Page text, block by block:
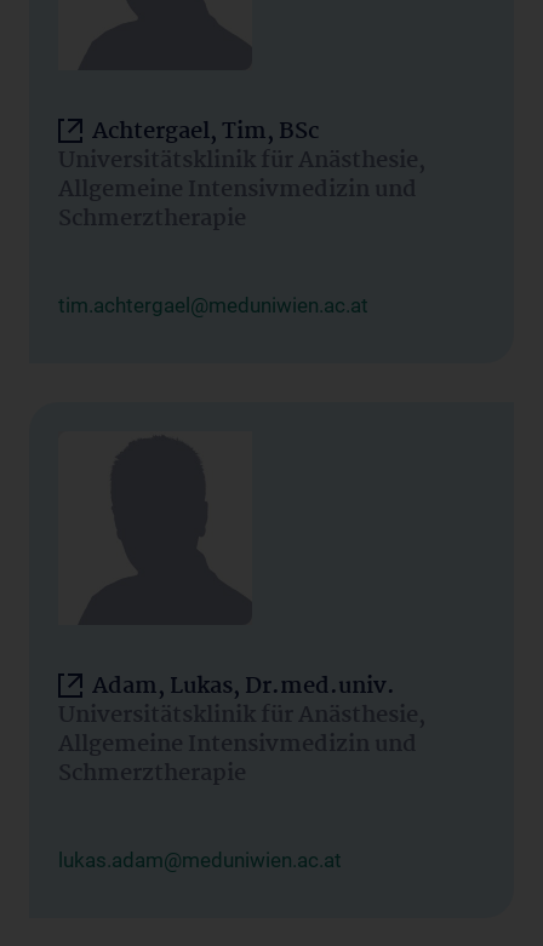
Achtergael, Tim, BSc
Universitätsklinik für Anästhesie,
Allgemeine Intensivmedizin und
Schmerztherapie
tim.achtergael@meduniwien.ac.at
Adam, Lukas, Dr.med.univ.
Universitätsklinik für Anästhesie,
Allgemeine Intensivmedizin und
Schmerztherapie
lukas.adam@meduniwien.ac.at